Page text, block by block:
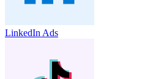
LinkedIn Ads